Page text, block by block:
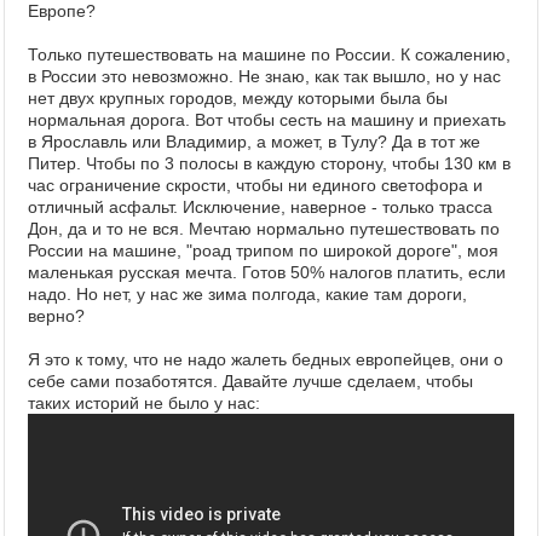
Европе?
Только путешествовать на машине по России. К сожалению,
в России это невозможно. Не знаю, как так вышло, но у нас
нет двух крупных городов, между которыми была бы
нормальная дорога. Вот чтобы сесть на машину и приехать
в Ярославль или Владимир, а может, в Тулу? Да в тот же
Питер. Чтобы по 3 полосы в каждую сторону, чтобы 130 км в
час ограничение скрости, чтобы ни единого светофора и
отличный асфальт. Исключение, наверное - только трасса
Дон, да и то не вся. Мечтаю нормально путешествовать по
России на машине, "роад трипом по широкой дороге", моя
маленькая русская мечта. Готов 50% налогов платить, если
надо. Но нет, у нас же зима полгода, какие там дороги,
верно?
Я это к тому, что не надо жалеть бедных европейцев, они о
себе сами позаботятся. Давайте лучше сделаем, чтобы
таких историй не было у нас: